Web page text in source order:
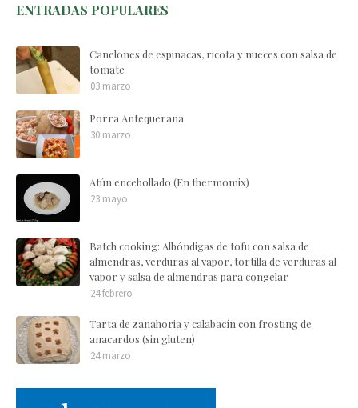
ENTRADAS POPULARES
Canelones de espinacas, ricota y nueces con salsa de
tomate
03 marzo
Porra Antequerana
30 marzo
Atún encebollado (En thermomix)
23 mayo
Batch cooking: Albóndigas de tofu con salsa de
almendras, verduras al vapor, tortilla de verduras al
vapor y salsa de almendras para congelar
24 febrero
Tarta de zanahoria y calabacín con frosting de
anacardos (sin gluten)
24 marzo